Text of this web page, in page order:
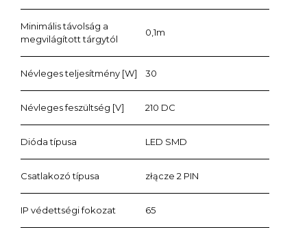
Minimális távolság a
megvilágított tárgytól
0,1m
Névleges teljesítmény [W] 30
Névleges feszültség [V] 210 DC
Dióda típusa LED SMD
Csatlakozó típusa złącze 2 PIN
IP védettségi fokozat 65